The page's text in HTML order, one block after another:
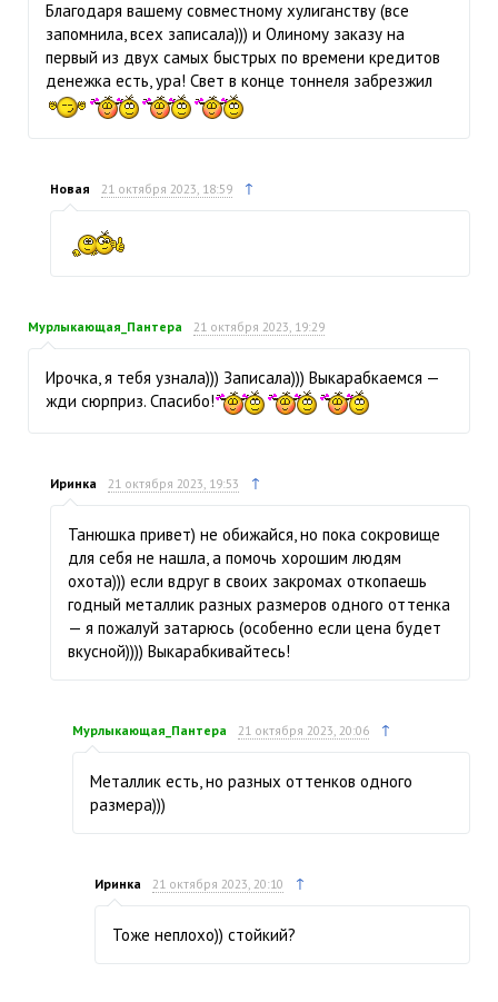
Благодаря вашему совместному хулиганству (все
запомнила, всех записала))) и Олиному заказу на
первый из двух самых быстрых по времени кредитов
денежка есть, ура! Свет в конце тоннеля забрезжил
Новая 21 октября 2023, 18:59 ↑
Мурлыкающая_Пантера 21 октября 2023, 19:29
Ирочка, я тебя узнала))) Записала))) Выкарабкаемся —
жди сюрприз. Спасибо!
Иринка 21 октября 2023, 19:53 ↑
Танюшка привет) не обижайся, но пока сокровище
для себя не нашла, а помочь хорошим людям
охота))) если вдруг в своих закромах откопаешь
годный металлик разных размеров одного оттенка
— я пожалуй затарюсь (особенно если цена будет
вкусной)))) Выкарабкивайтесь!
Мурлыкающая_Пантера 21 октября 2023, 20:06 ↑
Металлик есть, но разных оттенков одного
размера)))
Иринка 21 октября 2023, 20:10 ↑
Тоже неплохо)) стойкий?